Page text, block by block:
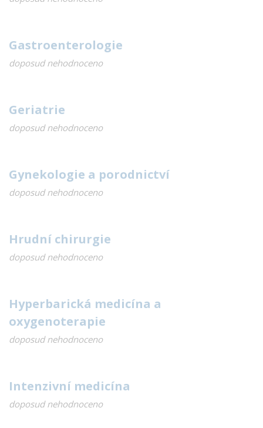
Gastroenterologie
doposud nehodnoceno
Geriatrie
doposud nehodnoceno
Gynekologie a porodnictví
doposud nehodnoceno
Hrudní chirurgie
doposud nehodnoceno
Hyperbarická medicína a
oxygenoterapie
doposud nehodnoceno
Intenzivní medicína
doposud nehodnoceno